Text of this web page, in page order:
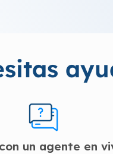
un agente en